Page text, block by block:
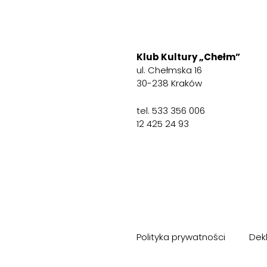
Klub Kultury „Chełm”
ul. Chełmska 16
30-238 Kraków
tel. 533 356 006
12 425 24 93
Polityka prywatności